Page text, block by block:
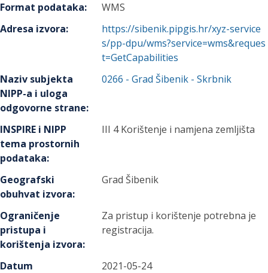
Format podataka:
WMS
Adresa izvora:
https://sibenik.pipgis.hr/xyz-service
s/pp-dpu/wms?service=wms&reques
t=GetCapabilities
Naziv subjekta
NIPP-a i uloga
odgovorne strane:
0266 -Grad Šibenik - Skrbnik
INSPIRE i NIPP
tema prostornih
podataka:
III 4 Korištenje i namjena zemljišta
Geografski
obuhvat izvora:
Grad Šibenik
Ograničenje
pristupa i
korištenja izvora:
Za pristup i korištenje potrebna je
registracija.
Datum
2021-05-24